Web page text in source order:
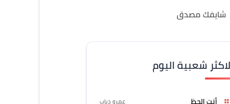
شايفك مصدق
شعبية اليوم
أنت الحظ عمرو دياب